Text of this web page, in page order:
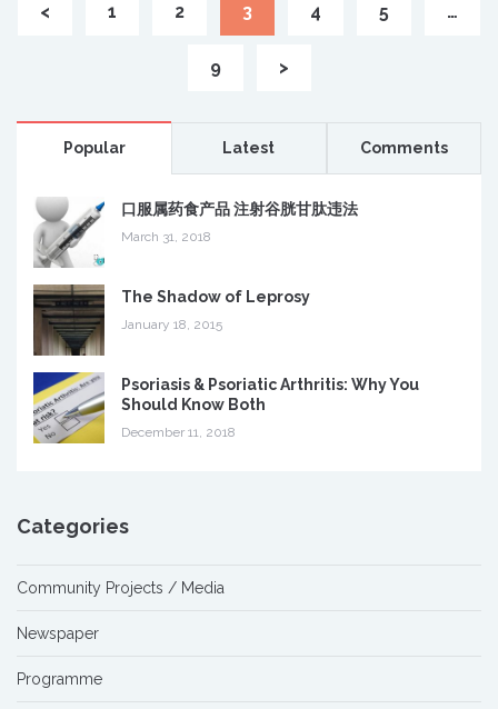
< 1 2 3 4 5 …
9 >
Popular Latest Comments
口服属药食产品 注射谷胱甘肽违法
March 31, 2018
The Shadow of Leprosy
January 18, 2015
Psoriasis & Psoriatic Arthritis: Why You
Should Know Both
December 11, 2018
Categories
Community Projects / Media
Newspaper
Programme